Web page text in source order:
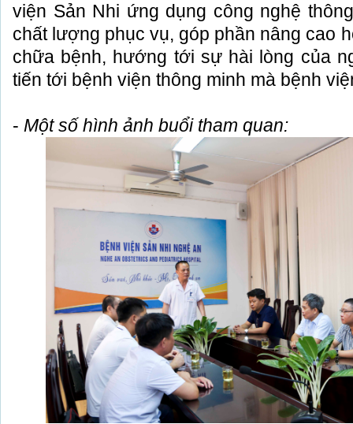
viện Sản Nhi ứng dụng công nghệ
chất lượng phục vụ, góp phần nâng cao
chữa bệnh, hướng tới sự hài lòng của
tiến tới bệnh viện thông minh mà bệnh
- Một số hình ảnh buổi tham quan: